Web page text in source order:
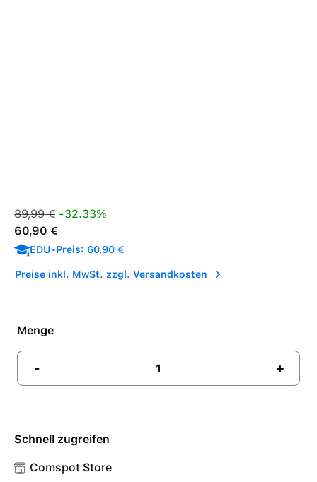
Verkaufspreis:
Regulärer Preis:
89,99 € -32.33%
60,90 €
EDU-Preis: 60,90 €
Preise inkl. MwSt. zzgl. Versandkosten
Menge
- +
Schnell zugreifen
Comspot Store